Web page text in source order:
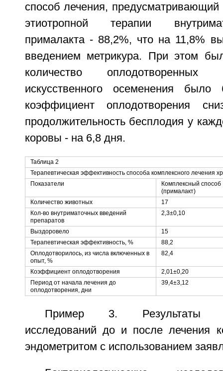
способ лечения, предусматривающий
этиотропной терапии
прималакта - 88,2%, что на 11,8%
введением метрикура. При этом
количество
искусственного осеменения
коэффициент оплодотворения
продолжительность бесплодия у
коровы - на 6,8 дня.
Таблица 2
Терапевтическая эффективность способа комплексного лечения
Показатели
Комплексный способ
(прималакт)
Количество животных
17
Кол-во внутриматочных введений
препаратов
2,3±0,10
Выздоровело
15
Терапевтическая эффективность, %
88,2
Оплодотворилось, из числа включенных в
опыт, %
82,4
Коэффициент оплодотворения
2,01±0,20
Период от начала лечения до
оплодотворения, дни
39,4±3,12
Пример 3. Результаты
исследований до и после лечения
эндометритом с использованием